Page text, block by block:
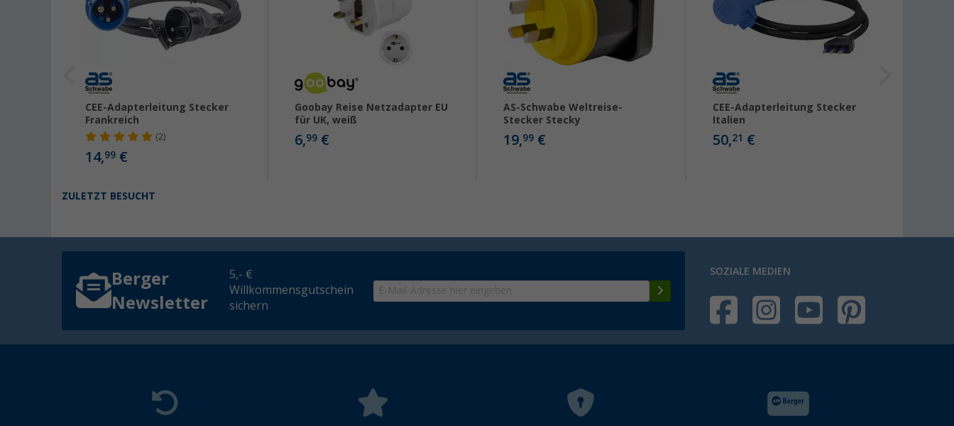
CEE-Adapterleitung Stecker
Frankreich
(2)
14,99 €
Goobay Reise Netzadapter EU
für UK, weiß
6,99€
AS-Schwabe Weltreise-
Stecker Stecky
19,99 €
CEE-Adapterleitung Stecker
Italien
50,21 €
ZULETZT BESUCHT
Berger
Newsletter
5,- €
Willkommensgutschein
sichern
SOZIALE MEDIEN